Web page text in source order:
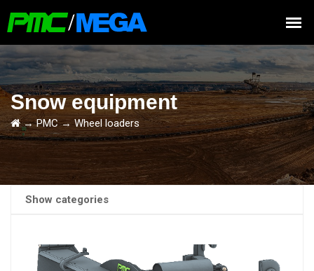
Snow equipment
→ PMC → Wheel loaders
Show categories